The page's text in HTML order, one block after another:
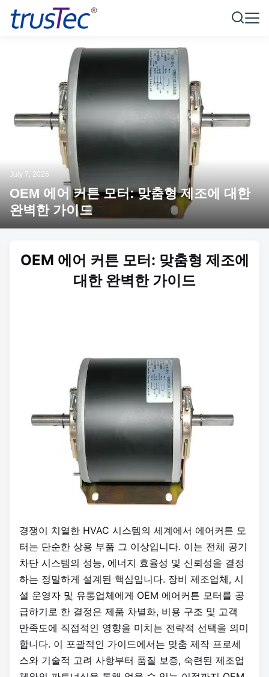
July 7, 2026
OEM 에어 커튼 모터: 맞춤형 제조에 대한
완벽한 가이드
OEM 에어 커튼 모터: 맞춤형 제조에
대한 완벽한 가이드
경쟁이 치열한 HVAC 시스템의 세계에서 에어커튼 모
터는 단순한 상용 부품 그 이상입니다. 이는 전체 공기
차단 시스템의 성능, 에너지 효율성 및 신뢰성을 결정
하는 정밀하게 설계된 핵심입니다. 장비 제조업체, 시
설 운영자 및 유통업체에게 OEM 에어커튼 모터를 공
급하기로 한 결정은 제품 차별화, 비용 구조 및 고객
만족도에 직접적인 영향을 미치는 전략적 선택을 의미
합니다. 이 포괄적인 가이드에서는 맞춤 제작 프로세
스와 기술적 고려 사항부터 품질 보증, 숙련된 제조업